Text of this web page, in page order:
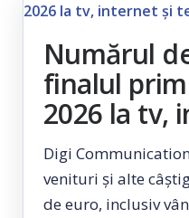
Numărul
finalul
2026 la tv,
Digi
venituri și alte
de euro, inclusiv